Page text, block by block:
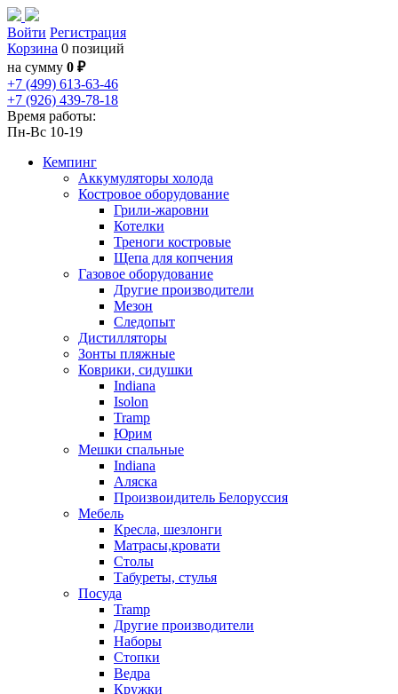
Войти Регистрация
Корзина 0 позиций
на сумму 0 ₽
+7 (499) 613-63-46
+7 (926) 439-78-18
Время работы:
Пн-Вс 10-19
Кемпинг
Аккумуляторы холода
Костровое оборудование
Грили-жаровни
Котелки
Треноги костровые
Щепа для копчения
Газовое оборудование
Другие производители
Мезон
Следопыт
Дистилляторы
Зонты пляжные
Коврики, сидушки
Indiana
Isolon
Tramp
Юрим
Мешки спальные
Indiana
Аляска
Произвоидитель Белоруссия
Мебель
Кресла, шезлонги
Матрасы,кровати
Столы
Табуреты, стулья
Посуда
Tramp
Другие производители
Наборы
Стопки
Ведра
Кружки